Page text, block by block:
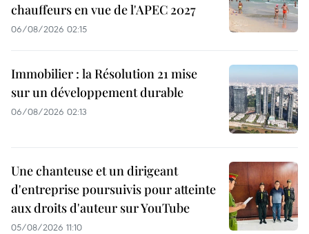
chauffeurs en vue de l'APEC 2027
06/08/2026 02:15
Immobilier : la Résolution 21 mise
sur un développement durable
06/08/2026 02:13
Une chanteuse et un dirigeant
d'entreprise poursuivis pour atteinte
aux droits d'auteur sur YouTube
05/08/2026 11:10